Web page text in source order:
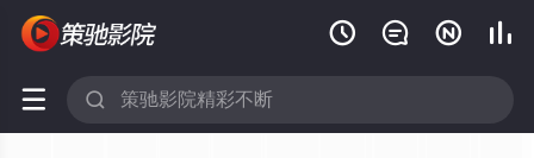
   
 